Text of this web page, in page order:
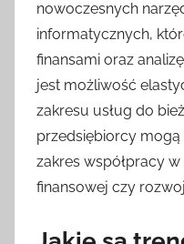
nowoczesnych
informatycznych,
finansami oraz
jest możliwość
zakresu usług do
przedsiębiorcy mogą
zakres współpracy
finansowej czy